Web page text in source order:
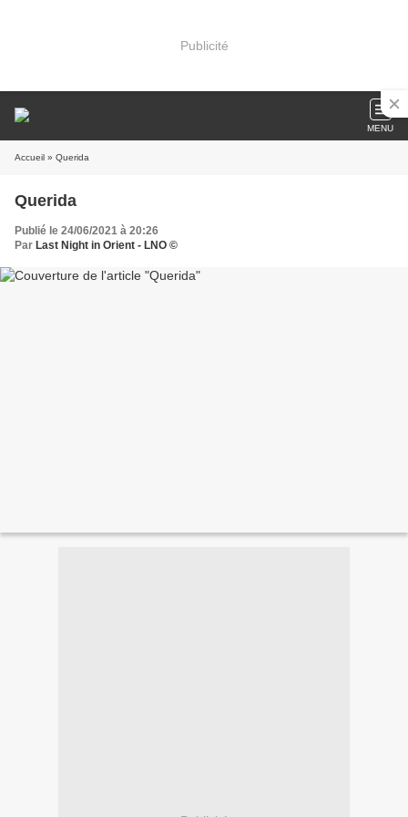
Publicité
MENU
Accueil » Querida
Querida
Publié le 24/06/2021 à 20:26
Par Last Night in Orient - LNO ©